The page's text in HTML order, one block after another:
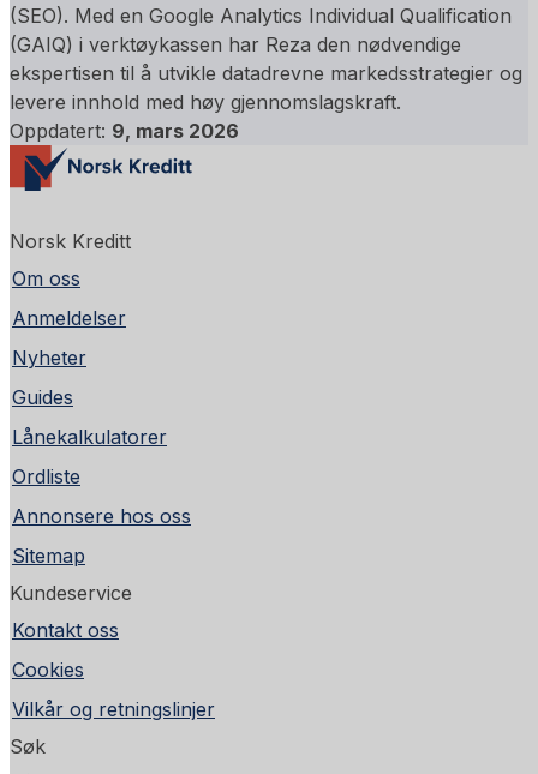
(SEO). Med en Google Analytics Individual Qualification
(GAIQ) i verktøykassen har Reza den nødvendige
ekspertisen til å utvikle datadrevne markedsstrategier og
levere innhold med høy gjennomslagskraft.
Oppdatert: 9, mars 2026
Norsk Kreditt
Om oss
Anmeldelser
Nyheter
Guides
Lånekalkulatorer
Ordliste
Annonsere hos oss
Sitemap
Kundeservice
Kontakt oss
Cookies
Vilkår og retningslinjer
Søk